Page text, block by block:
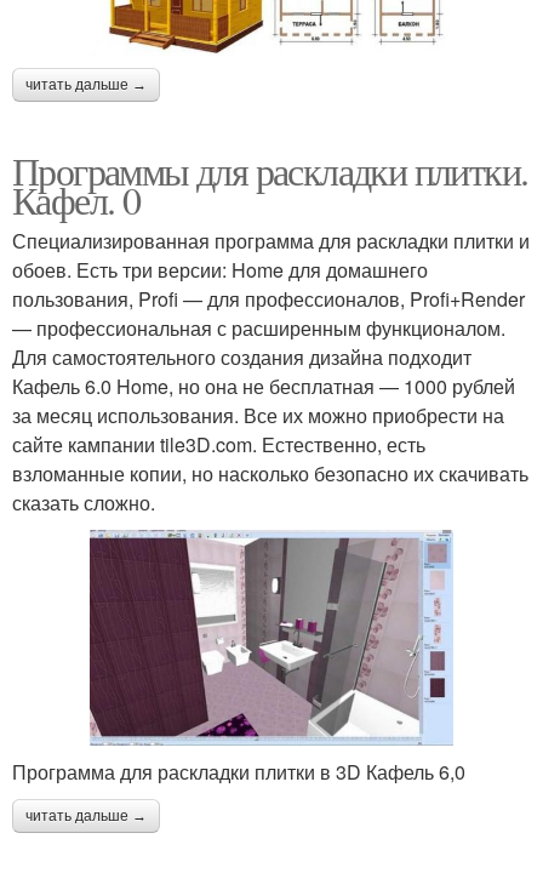
читать дальше →
Программы для раскладки плитки.
Кафел. 0
Специализированная программа для раскладки плитки и
обоев. Есть три версии: Home для домашнего
пользования, Profi — для профессионалов, Profi+Render
— профессиональная с расширенным функционалом.
Для самостоятельного создания дизайна подходит
Кафель 6.0 Home, но она не бесплатная — 1000 рублей
за месяц использования. Все их можно приобрести на
сайте кампании tile3D.com. Естественно, есть
взломанные копии, но насколько безопасно их скачивать
сказать сложно.
Программа для раскладки плитки в 3D Кафель 6,0
читать дальше →